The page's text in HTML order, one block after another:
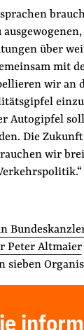
über
mit
wir an
Autogipfel
Die
wir
Peter Altmaier
sieben